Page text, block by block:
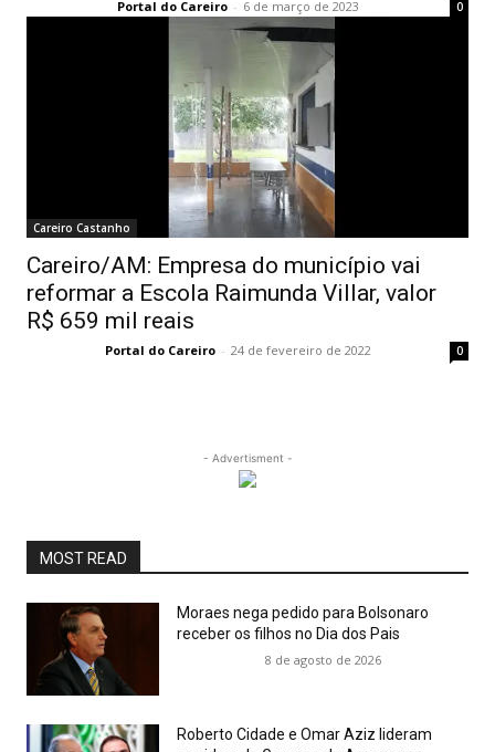
Portal do Careiro - 6 de março de 2023 0
Careiro Castanho
Careiro/AM: Empresa do município vai
reformar a Escola Raimunda Villar, valor
R$ 659 mil reais
Portal do Careiro - 24 de fevereiro de 2022 0
- Advertisment -
MOST READ
Moraes nega pedido para Bolsonaro
receber os filhos no Dia dos Pais
8 de agosto de 2026
Roberto Cidade e Omar Aziz lideram